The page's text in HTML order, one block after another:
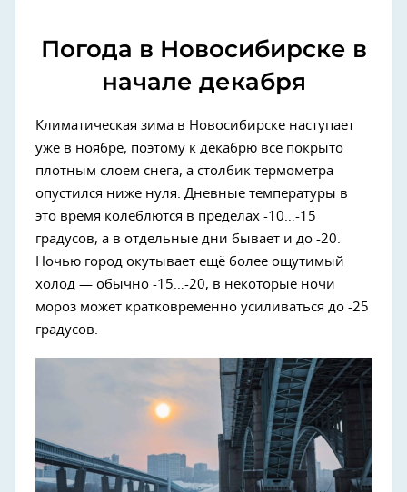
Погода в Новосибирске в
начале декабря
Климатическая зима в Новосибирске наступает
уже в ноябре, поэтому к декабрю всё покрыто
плотным слоем снега, а столбик термометра
опустился ниже нуля. Дневные температуры в
это время колеблются в пределах -10…-15
градусов, а в отдельные дни бывает и до -20.
Ночью город окутывает ещё более ощутимый
холод — обычно -15…-20, в некоторые ночи
мороз может кратковременно усиливаться до -25
градусов.